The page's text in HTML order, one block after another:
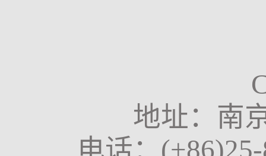
地址：南
电话：